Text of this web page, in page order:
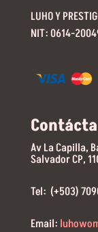
LUHO Y
NIT: 0614-
Av La Capilla,
Salvador CP,
Tel: (+503)
Email: